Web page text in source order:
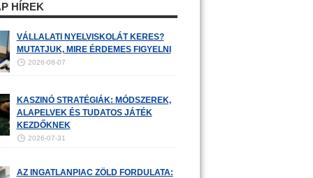
HÍREK
VÁLLALATI NYELVISKOLÁT KERES?
MUTATJUK, MIRE ÉRDEMES FIGYELNI
2026-08-07
KASZINÓ STRATÉGIÁK: MÓDSZEREK,
ALAPELVEK ÉS TUDATOS JÁTÉK
KEZDŐKNEK
2026-07-31
AZ INGATLANPIAC ZÖLD FORDULATA: